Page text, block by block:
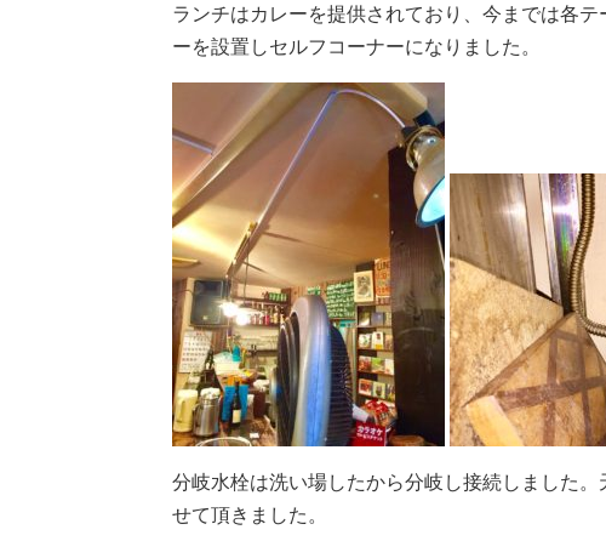
ランチはカレーを提供されており、今までは各
ーを設置しセルフコーナーになりました。
分岐水栓は洗い場したから分岐し接続しました
せて頂きました。